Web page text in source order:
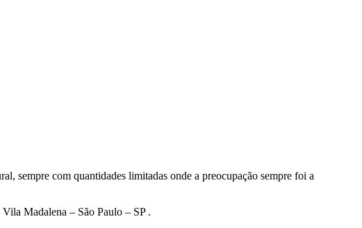
sempre com quantidades limitadas onde a preocupação sempre foi a
Madalena – São Paulo – SP .